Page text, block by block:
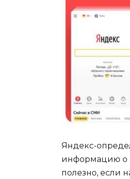
Яндекс-
информацию о
полезно, если